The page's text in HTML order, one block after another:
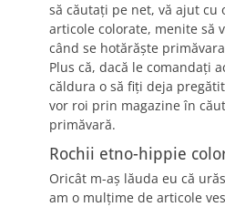
să căutaţi pe net, vă ajut cu
articole colorate, menite să
când se hotărăşte
Plus că, dacă le comandaţi
căldura o să fiţi deja
vor roi prin magazine în
primăvară.
Rochii etno-hippie
Oricât m-aş lăuda eu că
am o mulţime de articole